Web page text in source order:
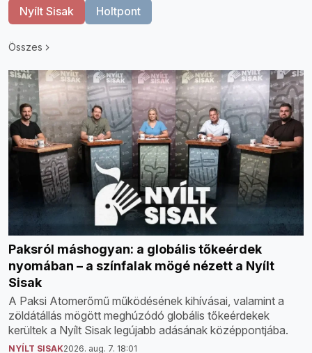
Nyílt Sisak Holtpont
Összes
Paksról máshogyan: a globális tőkeérdek
nyomában – a színfalak mögé nézett a Nyílt
Sisak
A Paksi Atomerőmű működésének kihívásai, valamint a
zöldátállás mögött meghúzódó globális tőkeérdekek
kerültek a Nyílt Sisak legújabb adásának középpontjába.
NYÍLT SISAK2026. aug. 7. 18:01